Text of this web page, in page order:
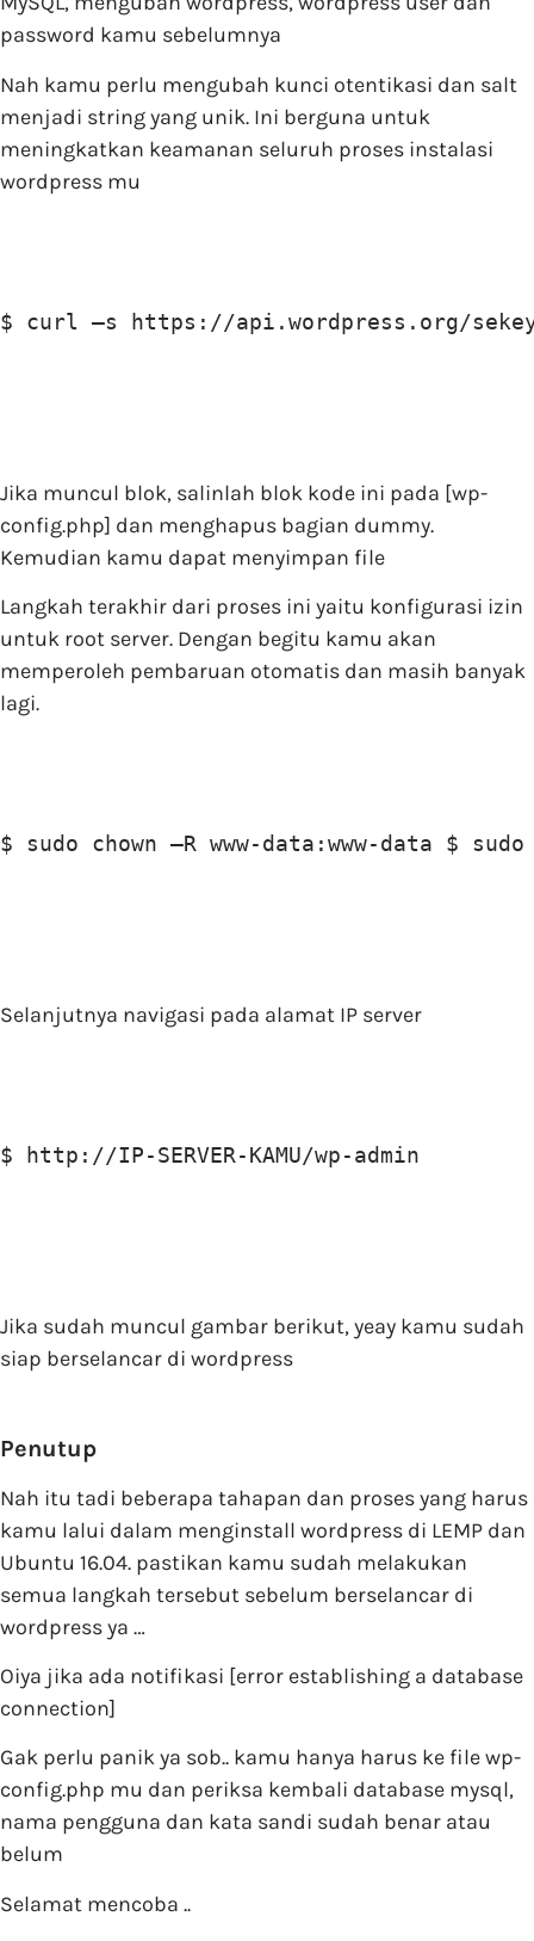
password kamu sebelumnya
Nah kamu perlu mengubah kunci otentikasi dan salt
menjadi string yang unik. Ini berguna untuk
meningkatkan keamanan seluruh proses instalasi
wordpress mu
$ curl –s https://api.wordpress.org/
Jika muncul blok, salinlah blok kode ini pada [wp-
config.php] dan menghapus bagian dummy.
Kemudian kamu dapat menyimpan file
Langkah terakhir dari proses ini yaitu konfigurasi izin
untuk root server. Dengan begitu kamu akan
memperoleh pembaruan otomatis dan masih banyak
lagi.
$ sudo chown –R www-data:www-data $
Selanjutnya navigasi pada alamat IP server
$ http://IP-SERVER-KAMU/wp-admin
Jika sudah muncul gambar berikut, yeay kamu sudah
siap berselancar di wordpress
Penutup
Nah itu tadi beberapa tahapan dan proses yang harus
kamu lalui dalam menginstall wordpress di LEMP dan
Ubuntu 16.04. pastikan kamu sudah melakukan
semua langkah tersebut sebelum berselancar di
wordpress ya …
Oiya jika ada notifikasi [error establishing a database
connection]
Gak perlu panik ya sob.. kamu hanya harus ke file wp-
config.php mu dan periksa kembali database mysql,
nama pengguna dan kata sandi sudah benar atau
belum
Selamat mencoba ..